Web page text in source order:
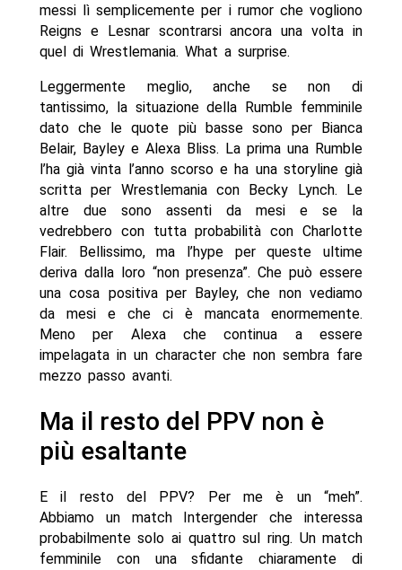
messi lì semplicemente per i rumor che vogliono
Reigns e Lesnar scontrarsi ancora una volta in
quel di Wrestlemania. What a surprise.
Leggermente meglio, anche se non di
tantissimo, la situazione della Rumble femminile
dato che le quote più basse sono per Bianca
Belair, Bayley e Alexa Bliss. La prima una Rumble
l’ha già vinta l’anno scorso e ha una storyline già
scritta per Wrestlemania con Becky Lynch. Le
altre due sono assenti da mesi e se la
vedrebbero con tutta probabilità con Charlotte
Flair. Bellissimo, ma l’hype per queste ultime
deriva dalla loro “non presenza”. Che può essere
una cosa positiva per Bayley, che non vediamo
da mesi e che ci è mancata enormemente.
Meno per Alexa che continua a essere
impelagata in un character che non sembra fare
mezzo passo avanti.
Ma il resto del PPV non è
più esaltante
E il resto del PPV? Per me è un “meh”.
Abbiamo un match Intergender che interessa
probabilmente solo ai quattro sul ring. Un match
femminile con una sfidante chiaramente di